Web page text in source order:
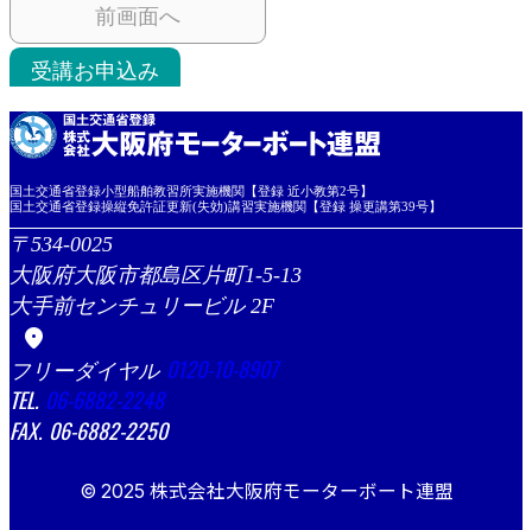
前画面へ
受講お申込み
国土交通省登録小型船舶教習所実施機関【登録 近小教第2号】
国土交通省登録操縦免許証更新(失効)講習実施機関【登録 操更講第39号】
534-0025
大阪府大阪市都島区片町1-5-13
大手前センチュリービル 2F
location_on
0120-10-8907
06-6882-2248
06-6882-2250
© 2025 株式会社大阪府モーターボート連盟